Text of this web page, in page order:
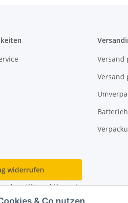
Versand
Versand
widerrufen
USt., zzgl.Versand